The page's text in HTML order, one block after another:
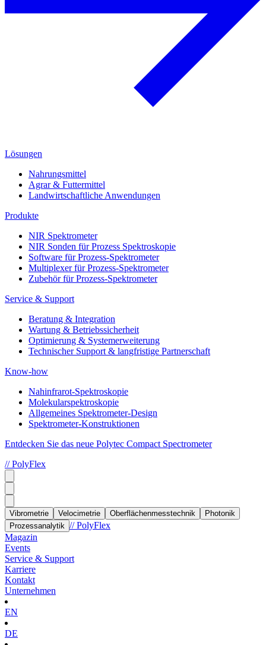
Lösungen
Nahrungsmittel
Agrar & Futtermittel
Landwirtschaftliche Anwendungen
Produkte
NIR Spektrometer
NIR Sonden für Prozess Spektroskopie
Software für Prozess-Spektrometer
Multiplexer für Prozess-Spektrometer
Zubehör für Prozess-Spektrometer
Service & Support
Beratung & Integration
Wartung & Betriebssicherheit
Optimierung & Systemerweiterung
Technischer Support & langfristige Partnerschaft
Know-how
Nahinfrarot-Spektroskopie
Molekularspektroskopie
Allgemeines Spektrometer-Design
Spektrometer-Konstruktionen
Entdecken Sie das neue Polytec Compact Spectrometer
// PolyFlex
Vibrometrie Velocimetrie Oberflächenmesstechnik
Photonik
Prozessanalytik // PolyFlex
Magazin
Events
Service & Support
Karriere
Kontakt
Unternehmen
EN
DE